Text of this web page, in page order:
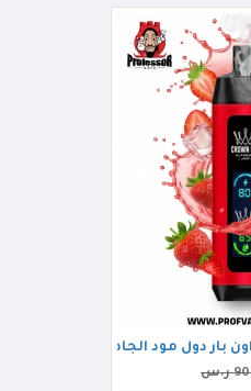
مود الجاهزة (8000 سحبة) فرولة
ر.س